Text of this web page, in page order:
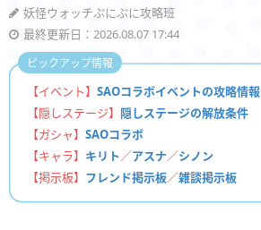
妖怪ウォッチぷにぷに攻略班
最終更新日：2026.08.07 17:44
【イベント】 SAOコラボイベントの攻略情報
【隠しステージ】 隠しステージの解放条件
【ガシャ】 SAOコラボ
【キャラ】 キリト／アスナ／シノン
【掲示板】 フレンド掲示板／雑談掲示板
ピックアップ情報